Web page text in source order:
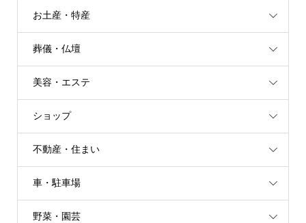
お土産・特産
葬儀・仏壇
美容・エステ
ショップ
不動産・住まい
車・駐車場
野菜・園芸